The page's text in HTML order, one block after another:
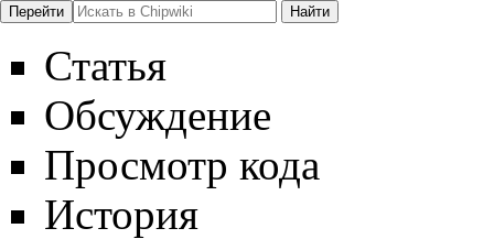
Статья
Обсуждение
Просмотр кода
История